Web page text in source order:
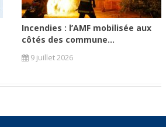
Incendies : l’AMF mobilisée aux
côtés des commune...
9 juillet 2026